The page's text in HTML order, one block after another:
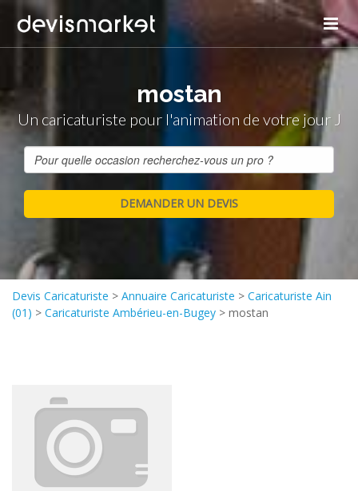
mostan
Un caricaturiste pour l'animation de votre jour J
Devis Caricaturiste > Annuaire Caricaturiste > Caricaturiste Ain
(01) > Caricaturiste Ambérieu-en-Bugey > mostan